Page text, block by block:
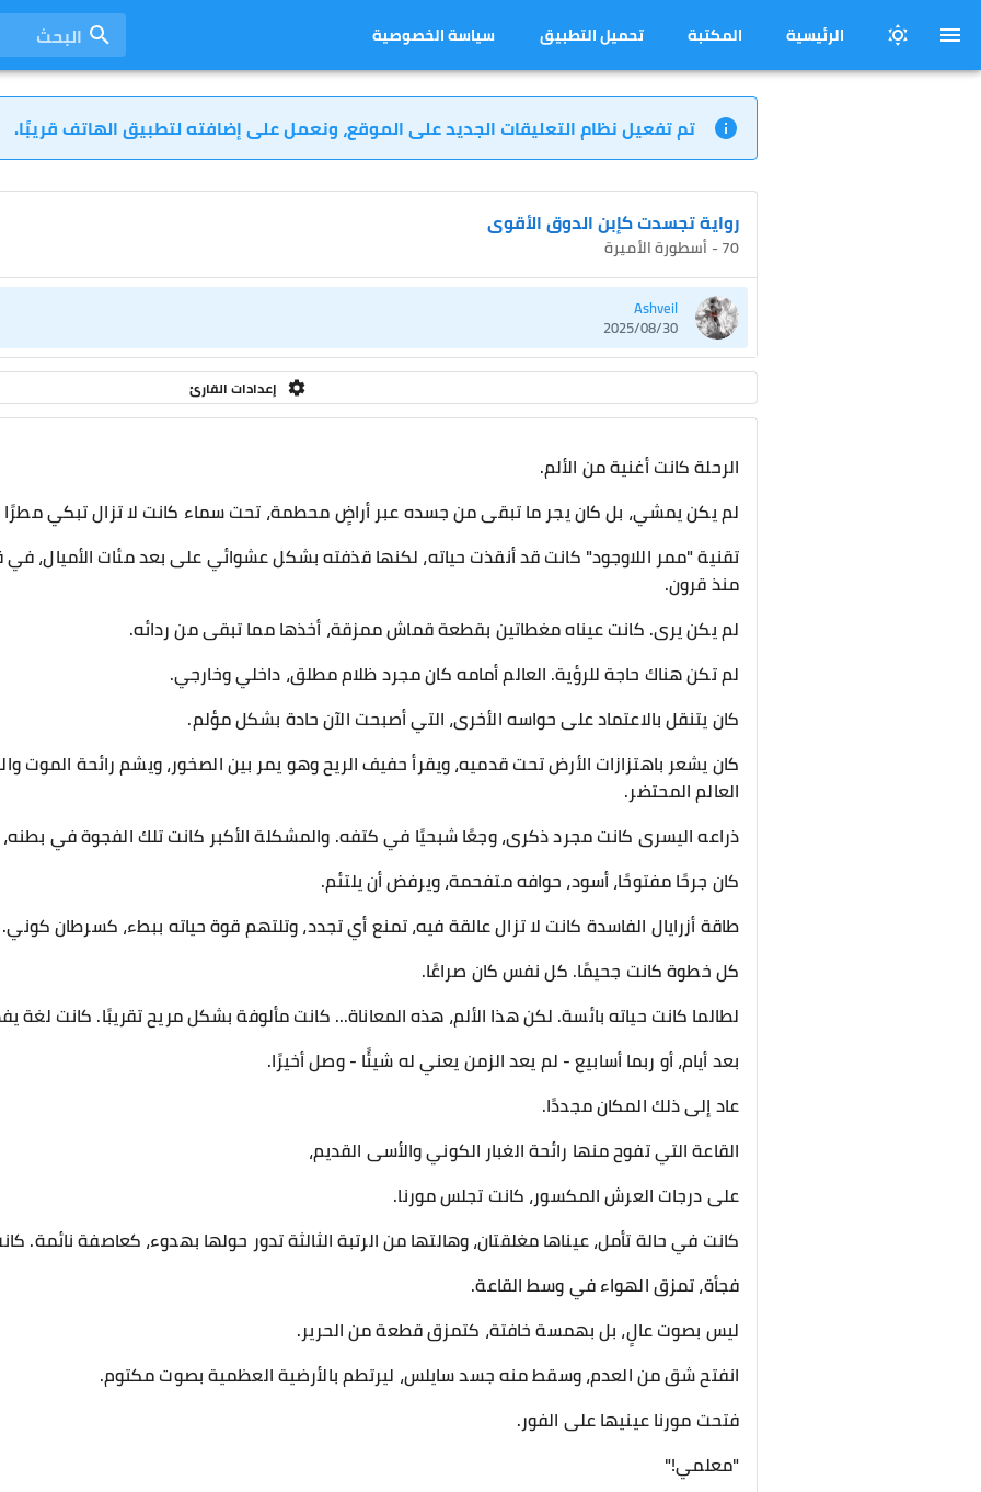
الرئيسية المكتبة تحميل التطبيق سياسة الخصوصية البحث
تم تفعيل نظام التعليقات الجديد على الموقع، ونعمل على إضافته لتطبيق الهاتف قريبًا.
رواية تجسدت كإبن الدوق الأقوى
70 - أسطورة الأميرة
Ashveil
2025/08/30
إعدادات القارئ
الرحلة كانت أغنية من الألم.
لم يكن يمشي، بل كان يجر ما تبقى من جسده عبر أراضٍ محطمة، تحت سماء كانت لا تزال تبكي
تقنية "ممر اللاوجود" كانت قد أنقذت حياته، لكنها قذفته بشكل عشوائي على بعد مئات الأميال،
منذ قرون.
لم يكن يرى. كانت عيناه مغطاتين بقطعة قماش ممزقة، أخذها مما تبقى من ردائه.
لم تكن هناك حاجة للرؤية. العالم أمامه كان مجرد ظلام مطلق، داخلي وخارجي.
كان يتنقل بالاعتماد على حواسه الأخرى، التي أصبحت الآن حادة بشكل مؤلم.
كان يشعر باهتزازات الأرض تحت قدميه، ويقرأ حفيف الريح وهو يمر بين الصخور، ويشم رائحة الموت
العالم المحتضر.
​ذراعه اليسرى كانت مجرد ذكرى، وجعًا شبحيًا في كتفه. والمشكلة الأكبر كانت تلك الفجوة في
كان جرحًا مفتوحًا، أسود، حوافه متفحمة، ويرفض أن يلتئم.
طاقة أزرايال الفاسدة كانت لا تزال عالقة فيه، تمنع أي تجدد، وتلتهم قوة حياته ببطء، كسرطان كوني.
​كل خطوة كانت جحيمًا. كل نفس كان صراعًا.
لطالما كانت حياته بائسة. لكن هذا الألم، هذه المعاناة... كانت مألوفة بشكل مريح تقريبًا. كانت لغة
​بعد أيام، أو ربما أسابيع - لم يعد الزمن يعني له شيئًا - وصل أخيرًا.
عاد إلى ذلك المكان مجددًا.
القاعة التي تفوح منها رائحة الغبار الكوني والأسى القديم،
​على درجات العرش المكسور، كانت تجلس مورنا.
كانت في حالة تأمل، عيناها مغلقتان، وهالتها من الرتبة الثالثة تدور حولها بهدوء، كعاصفة نائمة.
​فجأة، تمزق الهواء في وسط القاعة.
ليس بصوت عالٍ، بل بهمسة خافتة، كتمزق قطعة من الحرير.
انفتح شق من العدم، وسقط منه جسد سايلس، ليرتطم بالأرضية العظمية بصوت مكتوم.
فتحت مورنا عينيها على الفور.
"معلمي!"